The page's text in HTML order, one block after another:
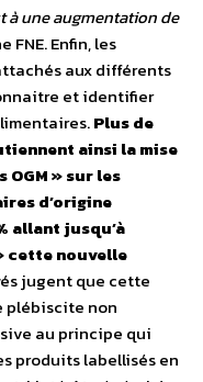
à une augmentation de
FNE. Enfin, les
aux différents
et identifier
Plus de
ainsi la mise
OGM » sur les
d’origine
allant jusqu’à
cette nouvelle
jugent que cette
plébiscite non
au principe qui
produits labellisés en